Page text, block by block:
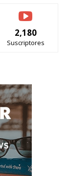
2,180
Suscriptores